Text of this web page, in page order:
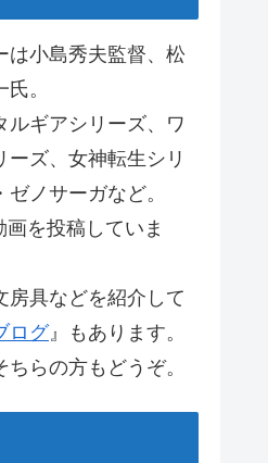
は小島秀夫監督、松
。
ルギアシリーズ、ワ
ーズ、女神転生シリ
ノサーガなど。
画を投稿していま
房具などを紹介して
ログ』もあります。
らの方もどうぞ。